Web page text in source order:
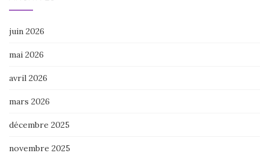
juin 2026
mai 2026
avril 2026
mars 2026
décembre 2025
novembre 2025